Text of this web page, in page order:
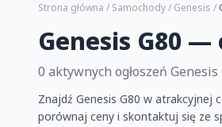
Strona główna / Samochody/ Genesis /
Genesis G80 —
0 aktywnych ogłoszeń
Znajdź Genesis G80 w atrakcyjnej
porównaj ceny i skontaktuj się ze